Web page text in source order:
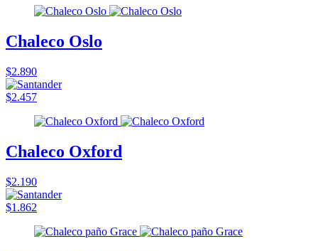
Chaleco Oslo
$2.890
$2.457
Chaleco Oxford
$2.190
$1.862